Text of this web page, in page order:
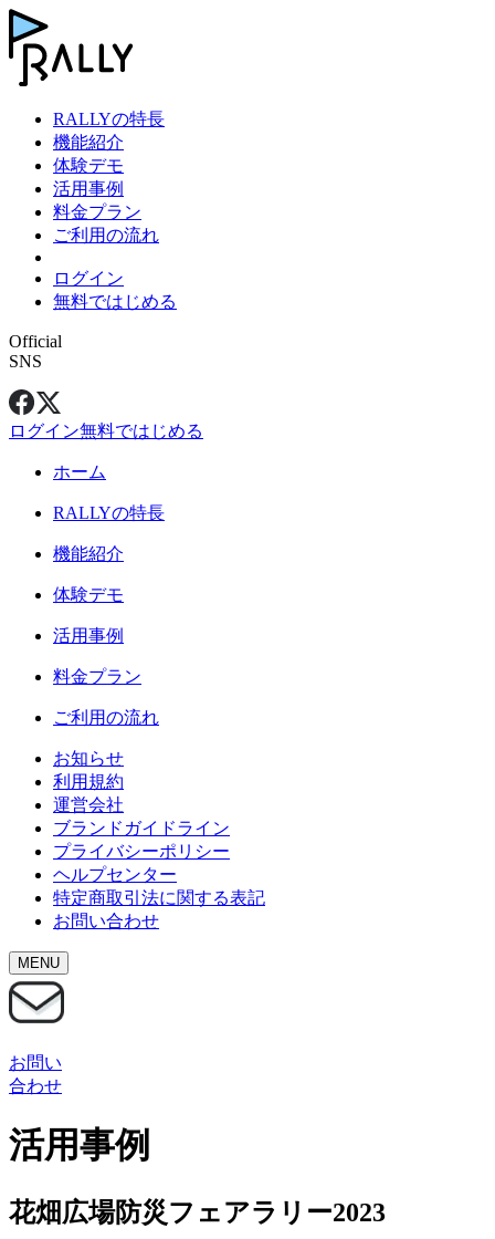
RALLYの特長
機能紹介
体験デモ
活用事例
料金プラン
ご利用の流れ
ログイン
無料ではじめる
Official
SNS
ログイン無料ではじめる
ホーム
RALLYの特長
機能紹介
体験デモ
活用事例
料金プラン
ご利用の流れ
お知らせ
利用規約
運営会社
ブランドガイドライン
プライバシーポリシー
ヘルプセンター
特定商取引法に関する表記
お問い合わせ
MENU
お問い
合わせ
活用事例
花畑広場防災フェアラリー2023